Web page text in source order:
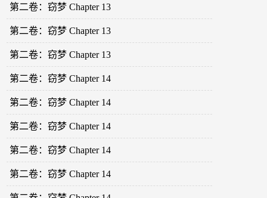
第二卷：窃梦 Chapter 13
第二卷：窃梦 Chapter 13
第二卷：窃梦 Chapter 13
第二卷：窃梦 Chapter 14
第二卷：窃梦 Chapter 14
第二卷：窃梦 Chapter 14
第二卷：窃梦 Chapter 14
第二卷：窃梦 Chapter 14